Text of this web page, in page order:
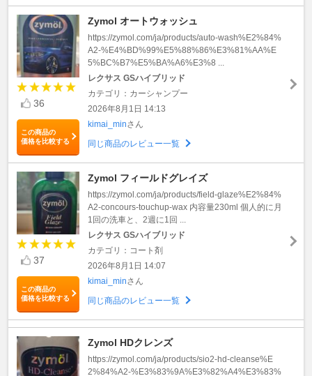
36
この商品の
価格を比較する
Zymol オートウォッシュ
https://zymol.com/ja/products/auto-wash%E2%84%
A2-%E4%BD%99%E5%88%86%E3%81%AA%E
5%BC%B7%E5%BA%A6%E3%8 ...
レクサス GSハイブリッド
カテゴリ：カーシャンプー
2026年8月1日 14:13
kimai_minさん
同じ商品のレビュー一覧
37
この商品の
価格を比較する
Zymol フィールドグレイズ
https://zymol.com/ja/products/field-glaze%E2%84%
A2-concours-touchup-wax 内容量230ml 個人的に月
1回の洗車と、2週に1回 ...
レクサス GSハイブリッド
カテゴリ：コート剤
2026年8月1日 14:07
kimai_minさん
同じ商品のレビュー一覧
Zymol HDクレンズ
https://zymol.com/ja/products/sio2-hd-cleanse%E
2%84%A2-%E3%83%9A%E3%82%A4%E3%83%